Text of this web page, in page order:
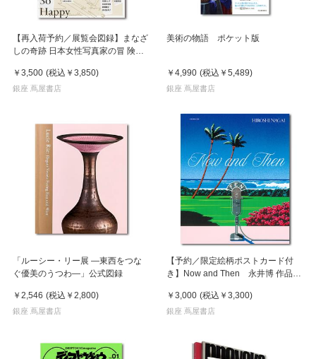
【再入荷予約／展覧会図録】まなざ
しの奇跡 日本女性写真家の冒 険
￥3,500 (税込 ￥3,850)
銀座 蔦屋書店
美術の物語 ポケット版
￥4,990 (税込 ￥5,489)
銀座 蔦屋書店
「ルーシー・リー展 ―東西をつな
ぐ優美のうつわ―」公式図録
￥2,546 (税込 ￥2,800)
銀座 蔦屋書店
【予約／限定絵柄ポストカード付
き】Now and Then 永井博 作品
￥3,000 (税込 ￥3,300)
銀座 蔦屋書店